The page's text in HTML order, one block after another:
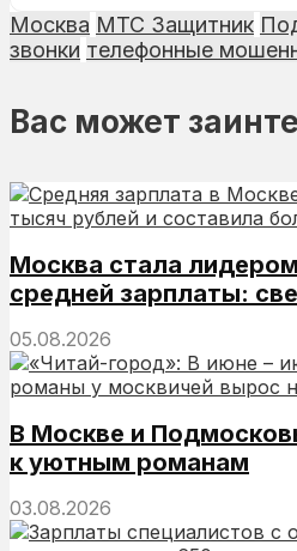
Москва МТС Защитник
звонки телефонные
Вас может
Москва стала
средней зарплаты:
05.08.2026
В Москве и
к уютным романам
03.08.2026